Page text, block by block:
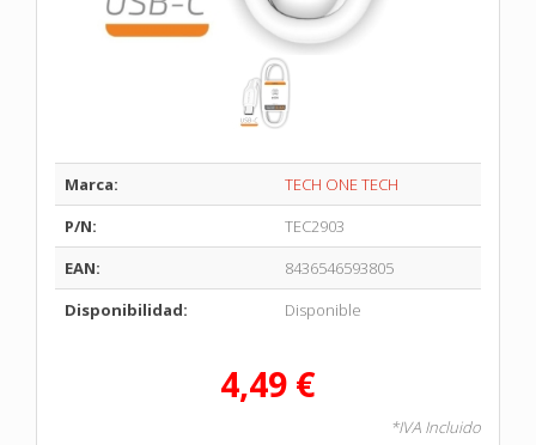
Marca:
TECH ONE TECH
P/N:
TEC2903
EAN:
8436546593805
Disponibilidad:
Disponible
4,49 €
*IVA Incluido